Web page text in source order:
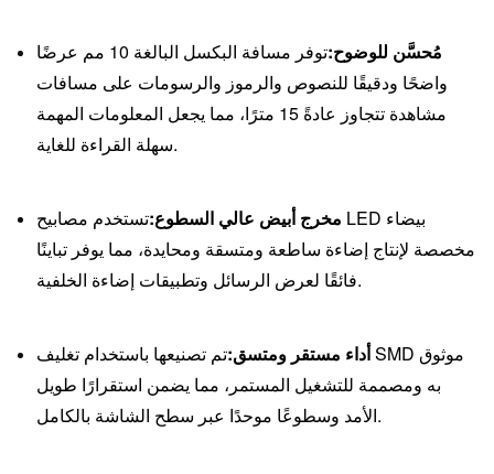
مُحسَّن للوضوح:
توفر مسافة البكسل البالغة 10 مم عرضًا
واضحًا ودقيقًا للنصوص والرموز والرسومات على مسافات
مشاهدة تتجاوز عادةً 15 مترًا، مما يجعل المعلومات المهمة
سهلة القراءة للغاية.
مخرج أبيض عالي السطوع:تستخدم مصابيح LED بيضاء
مخصصة لإنتاج إضاءة ساطعة ومتسقة ومحايدة، مما يوفر تباينًا
فائقًا لعرض الرسائل وتطبيقات إضاءة الخلفية.
أداء مستقر ومتسق:تم تصنيعها باستخدام تغليف SMD موثوق
به ومصممة للتشغيل المستمر، مما يضمن استقرارًا طويل
الأمد وسطوعًا موحدًا عبر سطح الشاشة بالكامل.